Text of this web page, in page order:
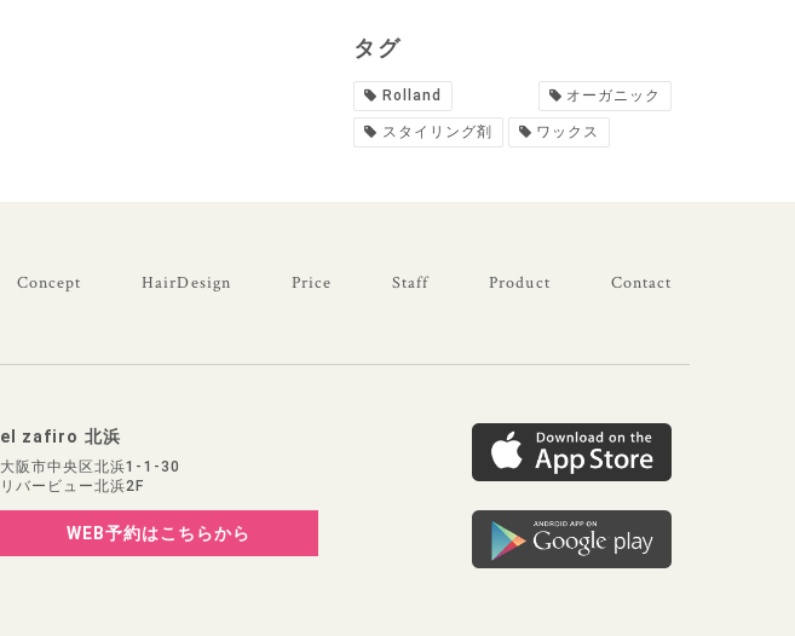
タグ
Rolland オーガニック
スタイリング剤 ワックス
Concept HairDesign Price Staff Product Contact
el zafiro 北浜
大阪市中央区北浜1-1-30
リバービュー北浜2F
WEB予約はこちらから